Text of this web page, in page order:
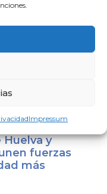
Impressum
cierra su
sobre
Huelva y
fuerzas
más